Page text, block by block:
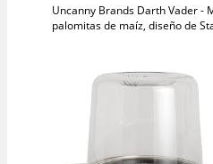
Uncanny Brands Darth Vader -
palomitas de maíz, diseño de